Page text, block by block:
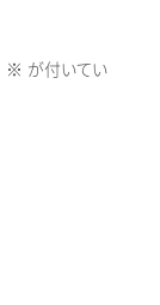
※ が付いてい